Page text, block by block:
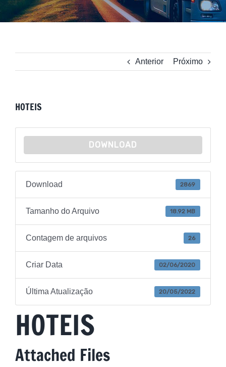
Anterior Próximo
HOTEIS
DOWNLOAD
Download 2869
Tamanho do Arquivo 18.92 MB
Contagem de arquivos 26
Criar Data 02/06/2020
Última Atualização 20/05/2022
HOTEIS
Attached Files